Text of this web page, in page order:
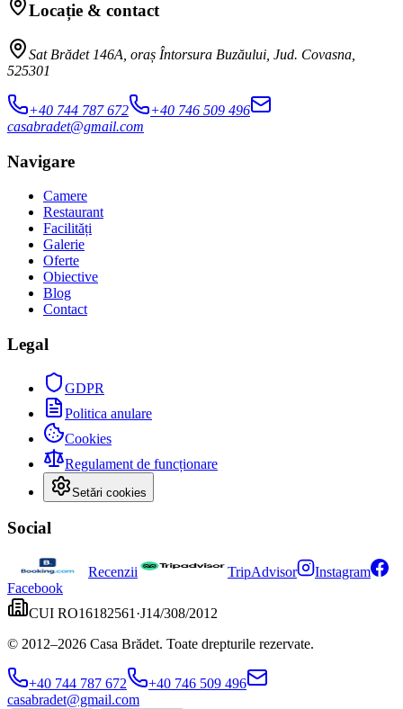
Locație & contact
Sat Brădet 146A, oraș Întorsura Buzăului, Jud. Covasna,
525301
+40 744 787 672
+40 746 509 496
casabradet@gmail.com
Navigare
Camere
Restaurant
Facilități
Galerie
Oferte
Obiective
Blog
Contact
Legal
GDPR
Politica anulare
Cookies
Regulament de funcționare
Setări cookies
Social
Recenzii TripAdvisor
Instagram
Facebook
CUI RO16182561 ·J14/308/2012
© 2012–2026 Casa Brădet. Toate drepturile rezervate.
+40 744 787 672
+40 746 509 496
casabradet@gmail.com